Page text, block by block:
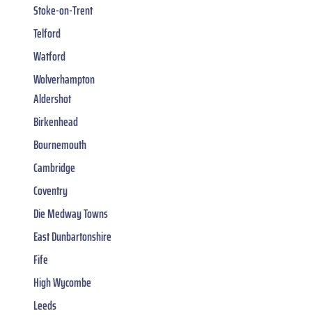
Stoke-on-Trent
Telford
Watford
Wolverhampton
Aldershot
Birkenhead
Bournemouth
Cambridge
Coventry
Die Medway Towns
East Dunbartonshire
Fife
High Wycombe
Leeds